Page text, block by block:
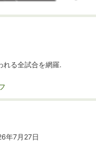
れる全試合を網羅.
年7月27日